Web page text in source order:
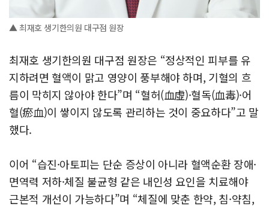
▲ 최재호 생기한의원 대구점 원장
최재호 생기한의원 대구점 원장은 “정상적인 피부를 유
지하려면 혈액이 맑고 영양이 풍부해야 하며, 기혈의 흐
름이 막히지 않아야 한다”며 “혈허(血虛)·혈독(血毒)·어
혈(瘀血)이 쌓이지 않도록 관리하는 것이 중요하다”고 말
했다.
이어 “습진·아토피는 단순 증상이 아니라 혈액순환 장애·
면역력 저하·체질 불균형 같은 내인성 요인을 치료해야
근본적 개선이 가능하다”며 “체질에 맞춘 한약, 침·약침,